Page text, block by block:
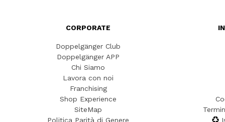
CORPORATE
Doppelgänger Club
Doppelgänger APP
Chi Siamo
Lavora con noi
Franchising
Shop Experience
SiteMap
Politica Parità di Genere